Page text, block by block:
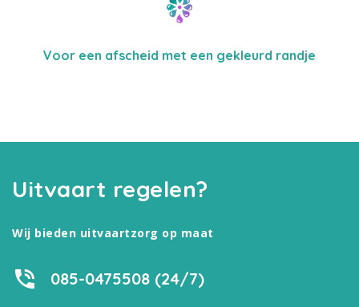
Voor een afscheid met een gekleurd randje
Uitvaart regelen?
Wij bieden uitvaartzorg op maat
085-0475508 (24/7)